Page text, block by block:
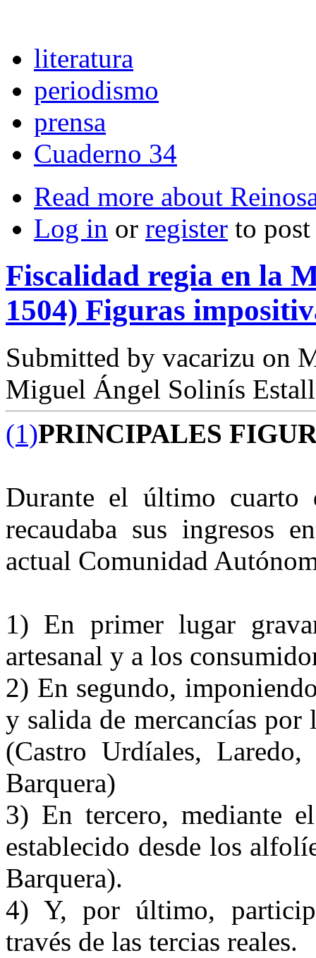
literatura
periodismo
prensa
Cuaderno 34
Read more about
Log in or register to
Fiscalidad regia en la
1504) Figuras
Submitted by vacarizu on
Miguel Ángel Solinís
(1)PRINCIPALES
Durante el último
recaudaba sus ingresos
actual Comunidad
1) En primer lugar
artesanal y a los
2) En segundo,
y salida de mercancías
(Castro Urdíales,
Barquera)
3) En tercero, mediante
establecido desde los
Barquera).
4) Y, por último,
través de las tercias reales.